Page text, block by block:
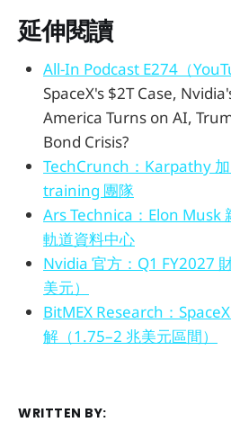
延伸閱讀
All-In Podcast E274（
SpaceX's $2T Case,
America Turns on AI,
Bond Crisis?
TechCrunch：Karpathy
training 團隊
Ars Technica：Elon Musk
軌道資料中心
Nvidia 官方：Q1 FY2027
美元）
BitMEX Research：
解（1.75–2 兆美元區間）
WRITTEN BY: